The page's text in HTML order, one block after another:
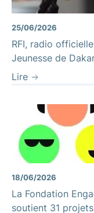
25/06/2026
RFI, radio
Jeunesse de
Lire
18/06/2026
La Fondation
soutient 31 projets